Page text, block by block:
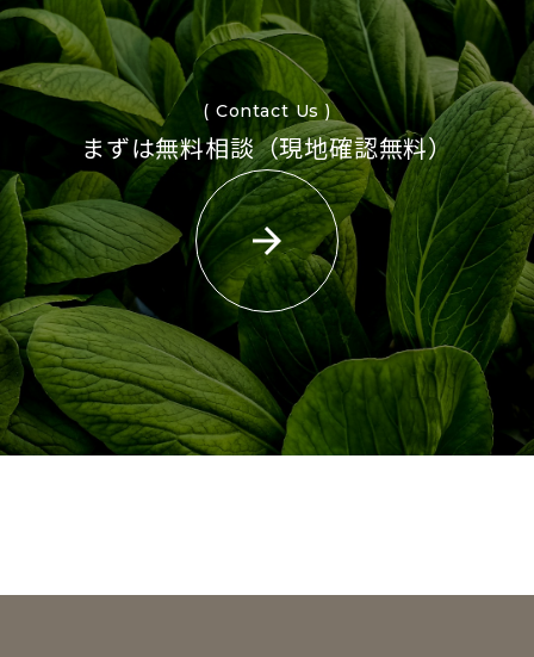
( Contact Us )
まずは無料相談（現地確認無料）
arrow_forward